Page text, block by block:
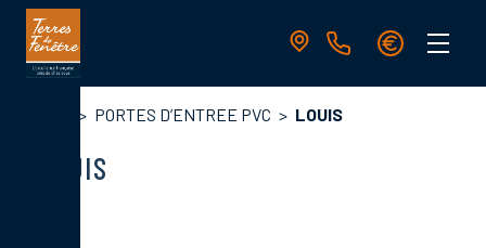
Aller
contenu
principale
PORTES D’ENTREE PVC LOUIS
LOUIS